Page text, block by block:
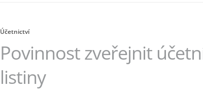
Účetnictví
Povinnost zveřejnit
listiny